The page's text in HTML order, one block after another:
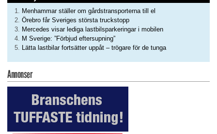
Menhammar ställer om gårdstransporterna till el
Örebro får Sveriges största truckstopp
Mercedes visar lediga lastbilsparkeringar i mobilen
M Sverige: ”Förbjud eftersupning”
Lätta lastbilar fortsätter uppåt – trögare för de tunga
Annonser